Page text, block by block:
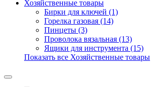
Хозяйственные товары
Бирки для ключей (1)
Горелка газовая (14)
Пинцеты (3)
Проволока вязальная (13)
Ящики для инструмента (15)
Показать все Хозяйственные товары